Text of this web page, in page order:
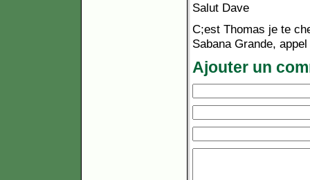
Salut Dave
C;est Thomas je te
Sabana Grande,
Ajouter un